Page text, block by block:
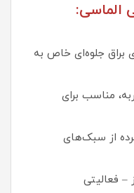
الماسی:
جلوه‌ای خاص به
مناسب برای
از سبک‌های
فعالیتی